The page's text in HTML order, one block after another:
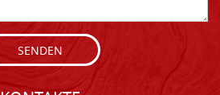
SENDEN